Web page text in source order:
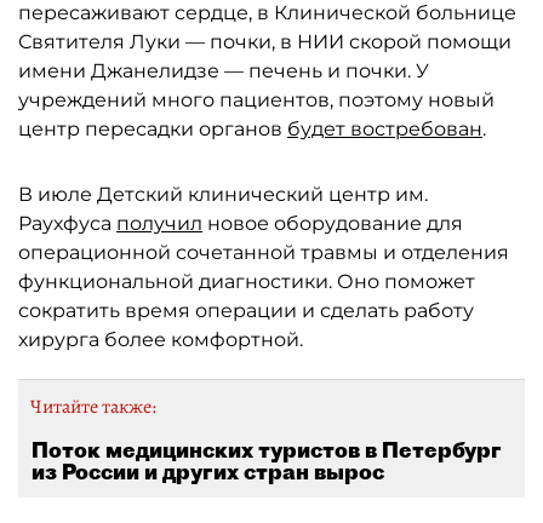
пересаживают сердце, в Клинической больнице
Святителя Луки — почки, в НИИ скорой помощи
имени Джанелидзе — печень и почки. У
учреждений много пациентов, поэтому новый
центр пересадки органов будет востребован.
В июле Детский клинический центр им.
Раухфуса получил новое оборудование для
операционной сочетанной травмы и отделения
функциональной диагностики. Оно поможет
сократить время операции и сделать работу
хирурга более комфортной.
Читайте также:
Поток медицинских туристов в Петербург
из России и других стран вырос